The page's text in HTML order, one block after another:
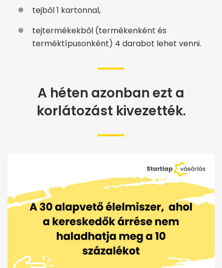
tejből 1 kartonnal,
tejtermékekből (termékenként és
terméktípusonként) 4 darabot lehet venni.
A héten azonban ezt a
korlátozást kivezették.